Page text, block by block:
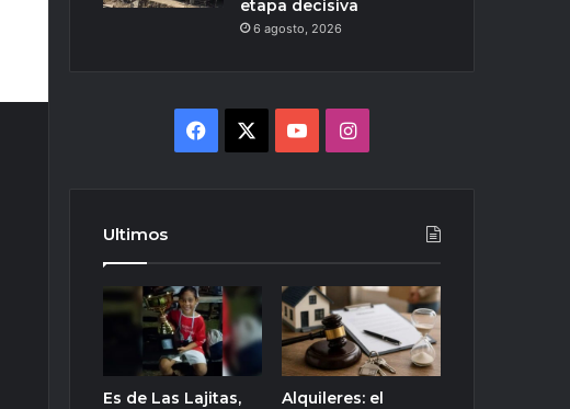
etapa decisiva
6 agosto, 2026
Facebook YouTubeInstagram
Ultimos
Es de Las Lajitas,
Alquileres: el